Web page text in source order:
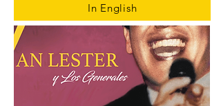
In English